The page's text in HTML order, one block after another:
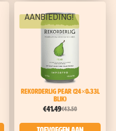
AANBIEDING!
Rekorderlig Pear (24×0,33l
blik)
€43,50
€41,49